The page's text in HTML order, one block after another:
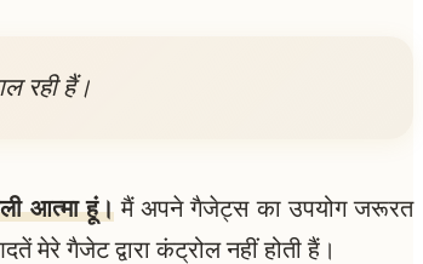
रही हैं।
आत्मा हूं।मैं अपने गैजेट्स का उपयोग जरूरत
मेरे गैजेट द्वारा कंट्रोल नहीं होती हैं।